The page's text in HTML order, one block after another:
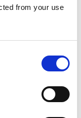
from your use